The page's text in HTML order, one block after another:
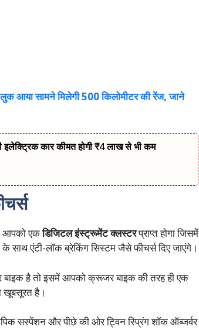
आया सामने मिलेगी 500 किलोमीटर की रेंज, जाने
कार कीमत होगी ₹4 लाख से भी कम
आपको एकडिजिटल इंस्ट्रूमेंट क्लस्टरप्राप्त होगा जिसमें
साथ एंटी-लॉक ब्रेकिंग सिस्टम जैसे फीचर्स दिए जाएंगे।
बाइक है तो इसमें आपको क्रूजर बाइक की तरह ही एक
खूबसूरत है।
सस्पेंशन और पीछे की ओर ट्विन स्प्रिंग शॉक ऑब्जर्वर